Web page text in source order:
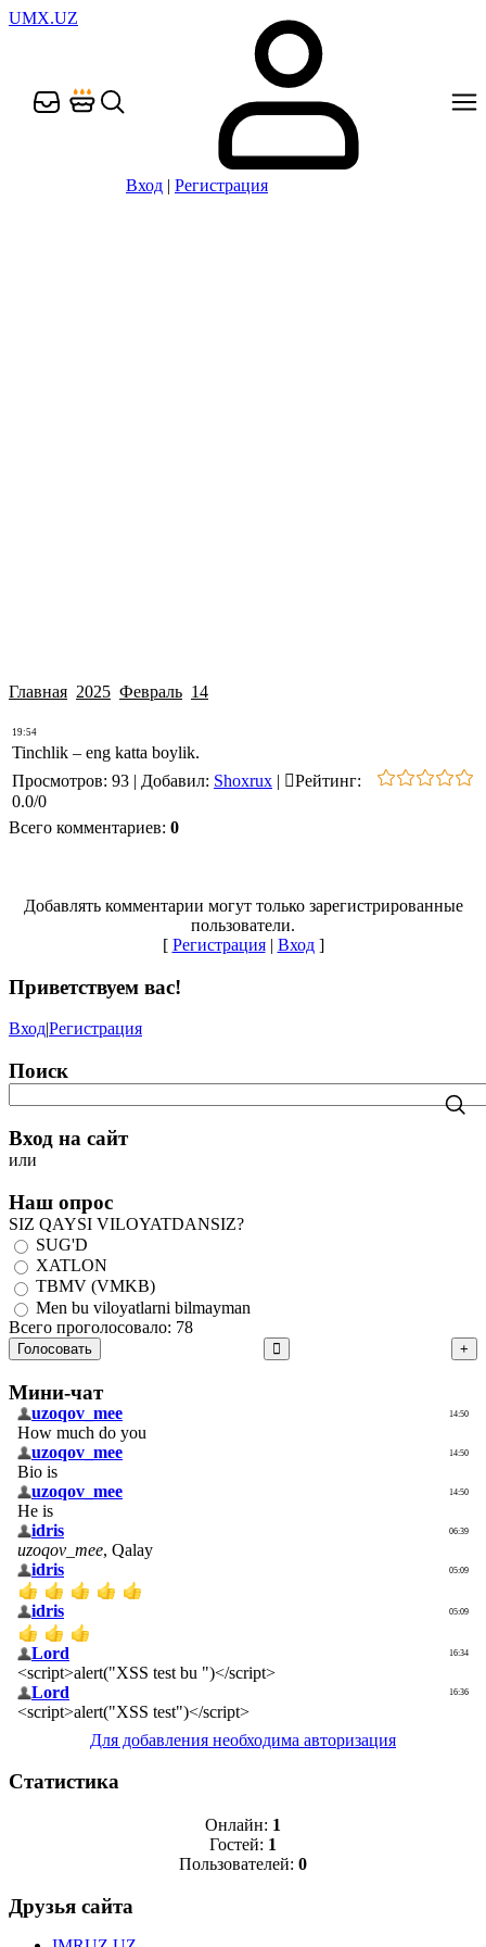
UMX.UZ
Вход | Регистрация
Главная 2025 Февраль 14
19:54
Tinchlik – eng katta boylik.
Просмотров: 93 | Добавил: Shoxrux | Рейтинг:
0.0/0
Всего комментариев: 0
Добавлять комментарии могут только зарегистрированные
пользователи.
[ Регистрация| Вход]
Приветствуем вас!
Вход|Регистрация
Поиск
Вход на сайт
или
Наш опрос
SIZ QAYSI VILOYATDANSIZ?
SUG'D
XATLON
TBMV (VMKB)
Men bu viloyatlarni bilmayman
Всего проголосовало: 78
Голосовать
Мини-чат
Для добавления необходима авторизация
Статистика
Онлайн: 1
Гостей: 1
Пользователей: 0
Друзья сайта